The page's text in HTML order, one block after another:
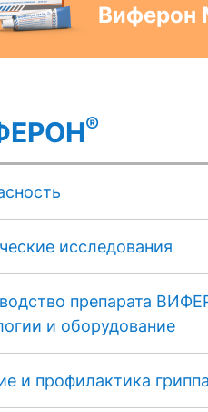
Виферон
®
исследования
препарата
и оборудование
и профилактика